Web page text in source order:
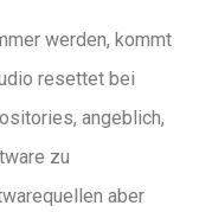
werden, kommt
resettet bei
angeblich,
zu
aber